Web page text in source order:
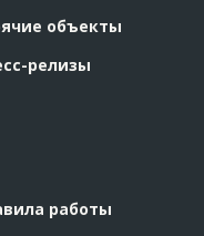
объекты
релизы
работы